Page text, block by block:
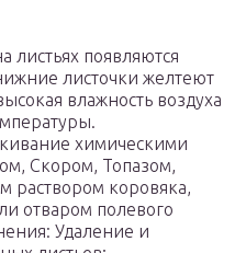
листьях появляются
листочки желтеют
влажность воздуха
химическими
Скором, Топазом,
раствором коровяка,
отваром полевого
Удаление и